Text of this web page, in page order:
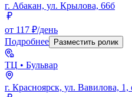
г. Абакан, ул. Крылова, 66б
от 117 ₽/день
Подробнее
Разместить ролик
ТЦ • Бульвар
г. Красноярск, ул. Вавилова, 1,